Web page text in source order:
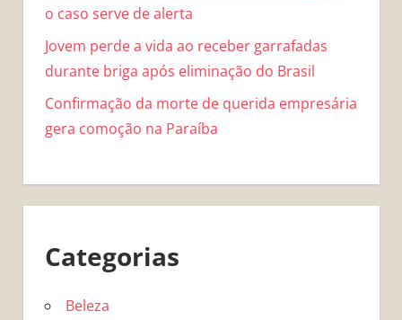
o caso serve de alerta
Jovem perde a vida ao receber garrafadas
durante briga após eliminação do Brasil
Confirmação da morte de querida empresária
gera comoção na Paraíba
Categorias
Beleza